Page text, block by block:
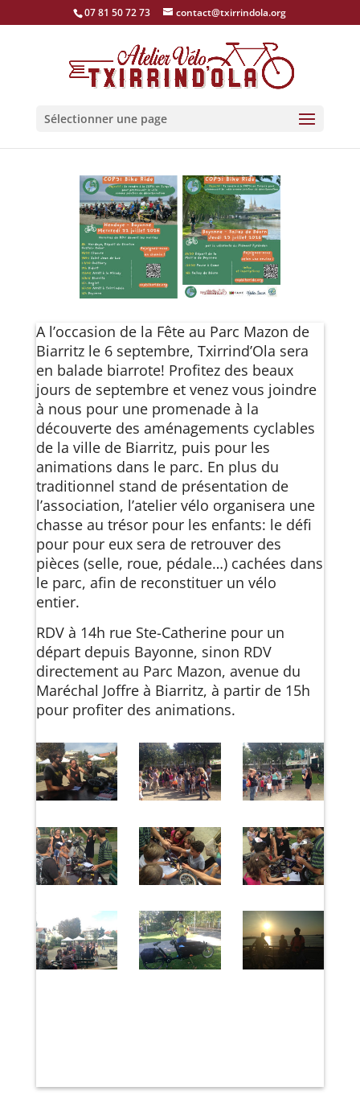
07 81 50 72 73 contact@txirrindola.org
Sélectionner une page
A l’occasion de la Fête au Parc Mazon de
Biarritz le 6 septembre, Txirrind’Ola sera
en balade biarrote! Profitez des beaux
jours de septembre et venez vous joindre
à nous pour une promenade à la
découverte des aménagements cyclables
de la ville de Biarritz, puis pour les
animations dans le parc. En plus du
traditionnel stand de présentation de
l’association, l’atelier vélo organisera une
chasse au trésor pour les enfants: le défi
pour pour eux sera de retrouver des
pièces (selle, roue, pédale…) cachées dans
le parc, afin de reconstituer un vélo
entier.
RDV à 14h rue Ste-Catherine pour un
départ depuis Bayonne, sinon RDV
directement au Parc Mazon, avenue du
Maréchal Joffre à Biarritz, à partir de 15h
pour profiter des animations.